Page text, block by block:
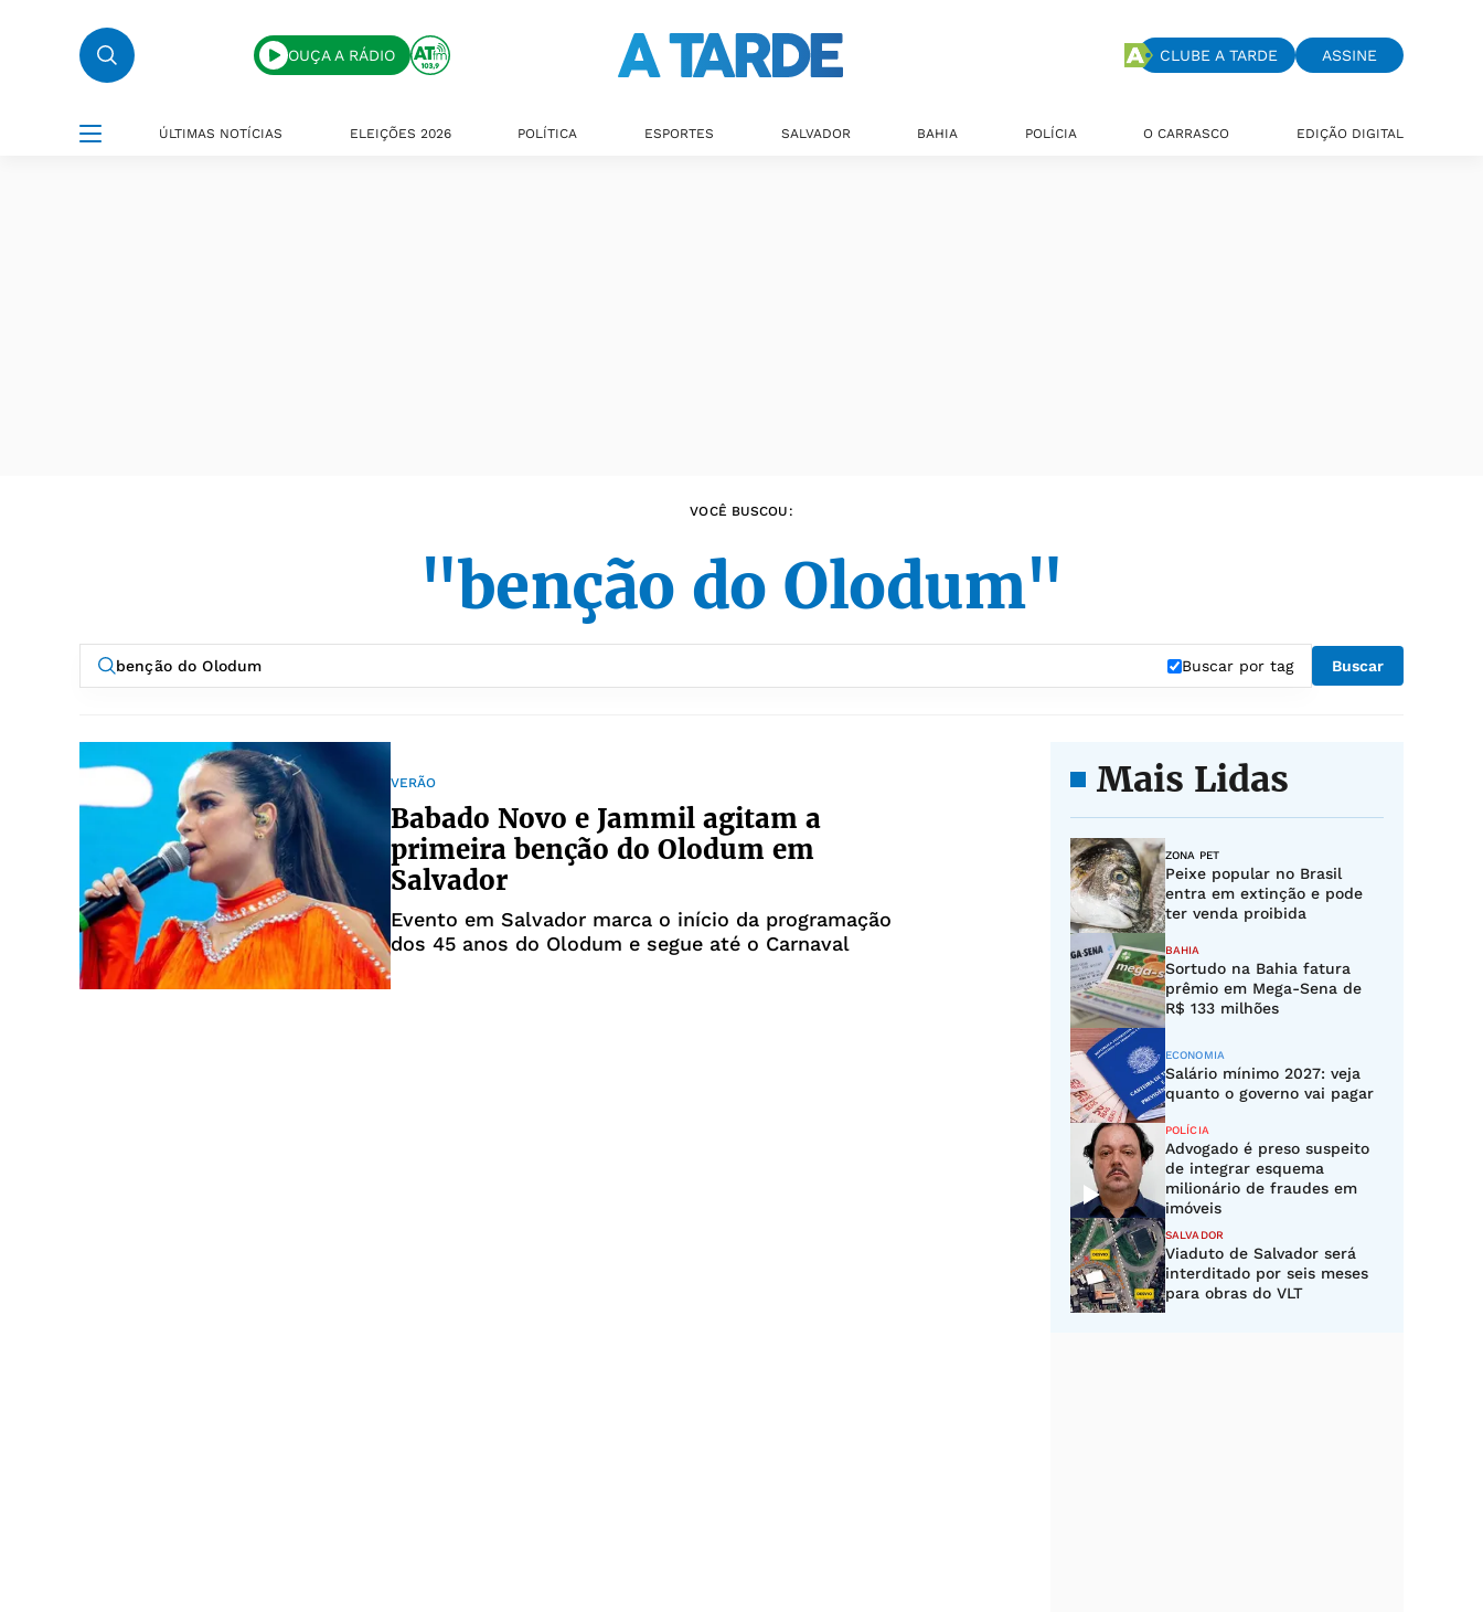
OUÇA A RÁDIO CLUBE A TARDE ASSINE
ÚLTIMAS NOTÍCIAS ELEIÇÕES 2026 POLÍTICA ESPORTES SALVADOR BAHIA POLÍCIA O CARRASCO EDIÇÃO DIGITAL
VOCÊ BUSCOU:
"benção do Olodum"
Buscar por tag Buscar
VERÃO
Babado Novo e Jammil agitam a
primeira benção do Olodum em
Salvador
Evento em Salvador marca o início da programação
dos 45 anos do Olodum e segue até o Carnaval
Mais Lidas
ZONA PET
Peixe popular no Brasil
entra em extinção e pode
ter venda proibida
BAHIA
Sortudo na Bahia fatura
prêmio em Mega-Sena de
R$ 133 milhões
ECONOMIA
Salário mínimo 2027: veja
quanto o governo vai pagar
POLÍCIA
Advogado é preso suspeito
de integrar esquema
milionário de fraudes em
imóveis
SALVADOR
Viaduto de Salvador será
interditado por seis meses
para obras do VLT